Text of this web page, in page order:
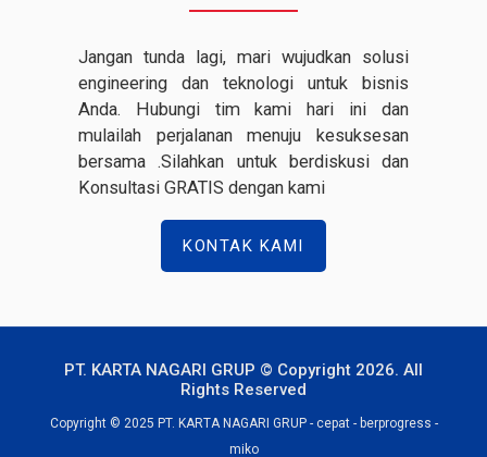
Jangan tunda lagi, mari wujudkan solusi
engineering dan teknologi untuk bisnis
Anda. Hubungi tim kami hari ini dan
mulailah perjalanan menuju kesuksesan
bersama .Silahkan untuk berdiskusi dan
Konsultasi GRATIS dengan kami
KONTAK KAMI
PT. KARTA NAGARI GRUP © Copyright 2026. All
Rights Reserved
Copyright © 2025 PT. KARTA NAGARI GRUP - cepat - berprogress -
miko